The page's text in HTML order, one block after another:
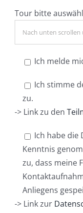
Tour bitte
Ich melde
Ich stimme
zu.
-> Link zu den
Ich habe die
Kenntnis
zu, dass meine
Anliegens
-> Link zur